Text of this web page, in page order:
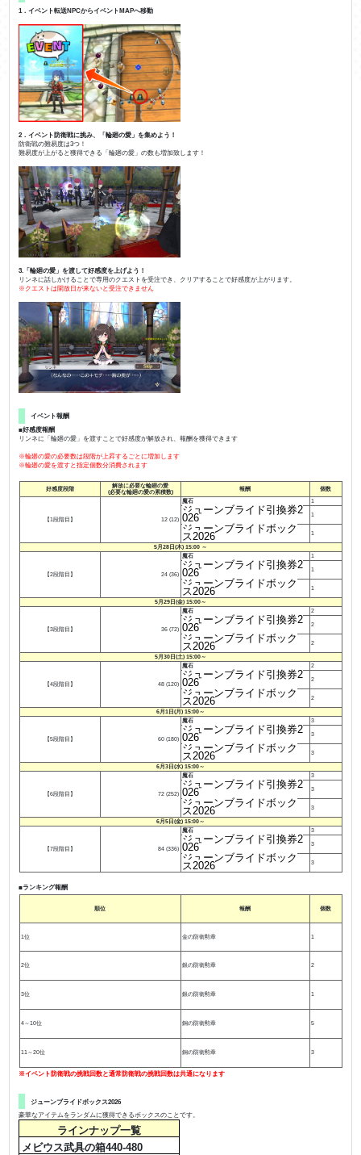
1．イベント転送NPCからイベントMAPへ移動
2．イベント防衛戦に挑み、「輪廻の愛」を集めよう！
防衛戦の難易度は3つ！
難易度が上がると獲得できる「輪廻の愛」の数も増加致します！
3.「輪廻の愛」を渡して好感度を上げよう！
リンネに話しかけることで専用のクエストを受注でき、クリアすることで好感度が上がります。
※クエストは開放日が来ないと受注できません
イベント報酬
■好感度報酬
リンネに「輪廻の愛」を渡すことで好感度が解放され、報酬を獲得できます
※輪廻の愛の必要数は段階が上昇するごとに増加します
※輪廻の愛を渡すと指定個数分消費されます
好感度段階
解放に必要な輪廻の愛
(必要な輪廻の愛の累積数)
報酬 個数
【1段階目】 12 (12)
魔石 1
ジューンブライド引換券2
026 1
ジューンブライドボック
ス2026 1
5月28日(木) 15:00 ～
【2段階目】 24 (36)
魔石 1
ジューンブライド引換券2
026 1
ジューンブライドボック
ス 2026 1
5月29日(金) 15:00～
【3段階目】 36 (72)
魔石 2
ジューンブライド引換券2
026 2
ジューンブライドボック
ス 2026 2
5月30日(土) 15:00～
【4段階目】 48 (120)
魔石 2
ジューンブライド引換券2
026 2
ジューンブライドボック
ス 2026 2
6月1日(月) 15:00～
【5段階目】 60 (180)
魔石 3
ジューンブライド引換券2
026 3
ジューンブライドボック
ス2026 3
6月3日(水) 15:00～
【6段階目】 72 (252)
魔石 3
ジューンブライド引換券2
026 3
ジューンブライドボック
ス2026 3
6月5日(金) 15:00～
【7段階目】 84 (336)
魔石 3
ジューンブライド引換券2
026 3
ジューンブライドボック
ス2026 3
■ランキング報酬
順位 報酬 個数
1位 金の防衛勲章 1
2位 銀の防衛勲章 2
3位 銀の防衛勲章 1
4～10位 銅の防衛勲章 5
11～20位 銅の防衛勲章 3
※イベント防衛戦の挑戦回数と通常防衛戦の挑戦回数は共通になります
ジューンブライドボックス2026
豪華なアイテムをランダムに獲得できるボックスのことです。
ラインナップ一覧
メビウス武具の箱440-480